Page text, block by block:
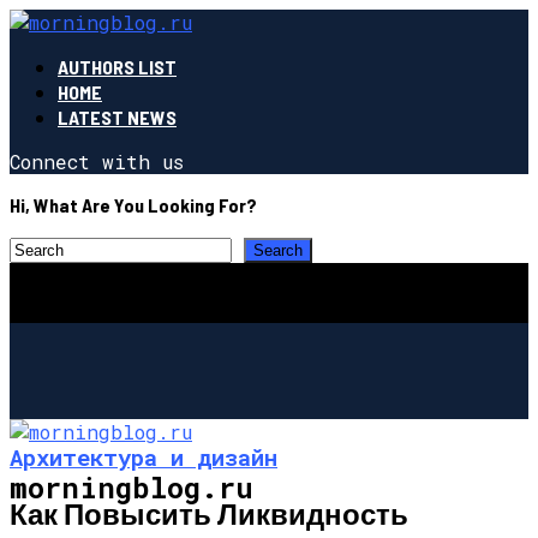
AUTHORS LIST
HOME
LATEST NEWS
Connect with us
Hi, What Are You Looking For?
morningblog.ru
Архитектура и дизайн
Как Повысить Ликвидность